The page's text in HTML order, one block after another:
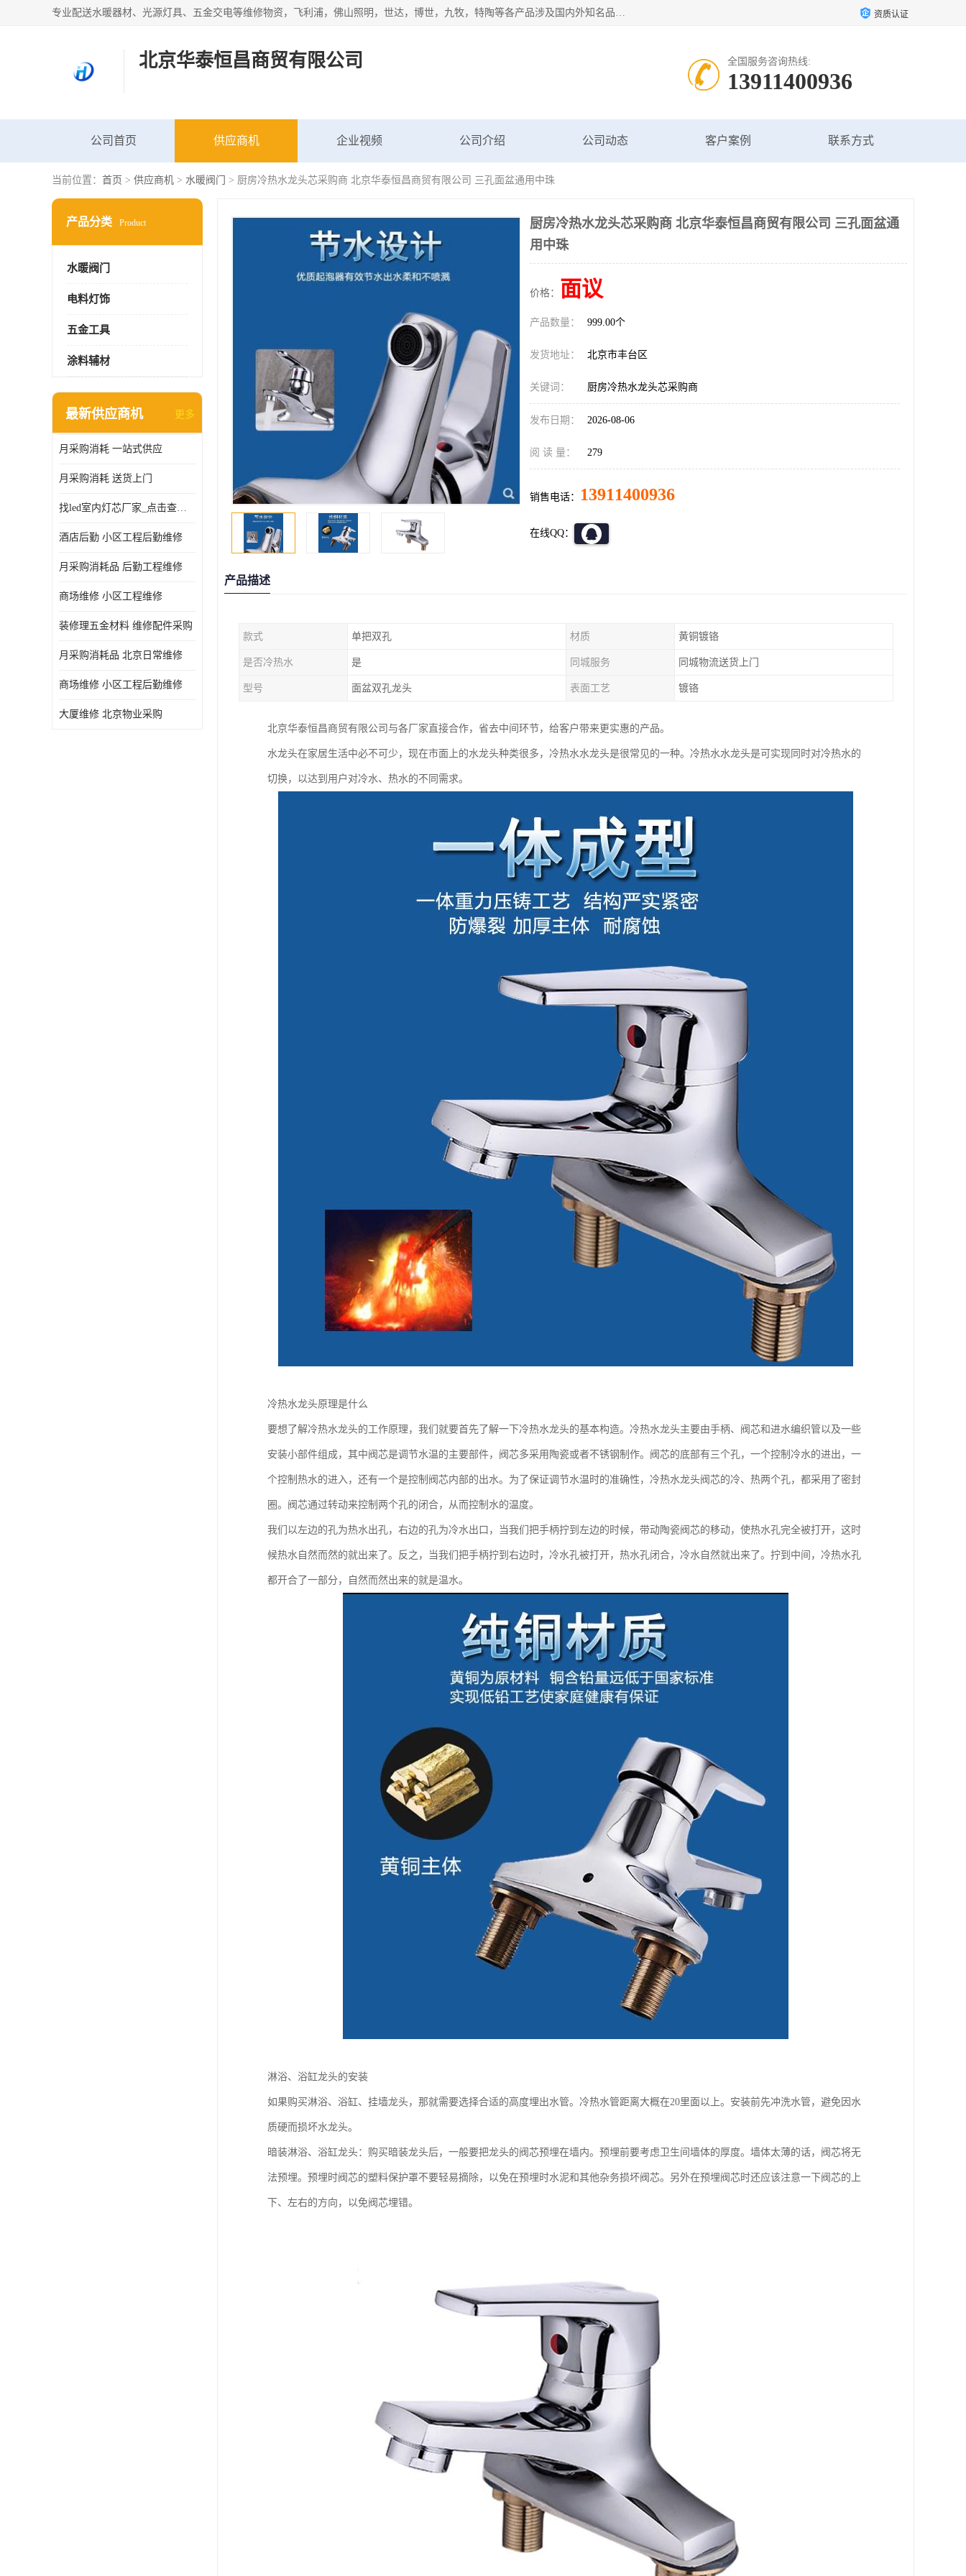
专业配送水暖器材、光源灯具、五金交电等维修物资，飞利浦，佛山照明，世达，博世，九牧，特陶等各产品涉及国内外知名品牌。公司专注与物业、学校、酒店、工厂等单位合作，提供一站式配送服务，降低客户综合成本。依托电子商务改变传统模式，以专业的团队为客户提供24H物资配送到达，货到月结、统一开票，便捷退换等服务，提高了企业的运营效率。 资质认证
北京华泰恒昌商贸有限公司 全国服务咨询热线:
13911400936
公司首页 供应商机 企业视频 公司介绍 公司动态 客户案例 联系方式
当前位置： 首页 > 供应商机 > 水暖阀门 > 厨房冷热水龙头芯采购商 北京华泰恒昌商贸有限公司 三孔面盆通用中珠
产品分类 Product
水暖阀门
电料灯饰
五金工具
涂料辅材
最新供应商机 更多
月采购消耗 一站式供应
月采购消耗 送货上门
找led室内灯芯厂家_点击查看更多
酒店后勤 小区工程后勤维修
月采购消耗品 后勤工程维修
商场维修 小区工程维修
装修理五金材料 维修配件采购
月采购消耗品 北京日常维修
商场维修 小区工程后勤维修
大厦维修 北京物业采购
厨房冷热水龙头芯采购商 北京华泰恒昌商贸有限公司 三孔面盆通
用中珠
价格： 面议
产品数量： 999.00个
发货地址： 北京市丰台区
关键词： 厨房冷热水龙头芯采购商
发布日期： 2026-08-06
阅 读 量： 279
销售电话： 13911400936
在线QQ：
产品描述
款式 单把双孔 材质 黄铜镀铬
是否冷热水 是 同城服务 同城物流送货上门
型号 面盆双孔龙头 表面工艺 镀铬
北京华泰恒昌商贸有限公司与各厂家直接合作，省去中间环节，给客户带来更实惠的产品。
水龙头在家居生活中必不可少，现在市面上的水龙头种类很多，冷热水水龙头是很常见的一种。冷热水水龙头是可实现同时对冷热水的
切换，以达到用户对冷水、热水的不同需求。
冷热水龙头原理是什么
要想了解冷热水龙头的工作原理，我们就要首先了解一下冷热水龙头的基本构造。冷热水龙头主要由手柄、阀芯和进水编织管以及一些
安装小部件组成，其中阀芯是调节水温的主要部件，阀芯多采用陶瓷或者不锈钢制作。阀芯的底部有三个孔，一个控制冷水的进出，一
个控制热水的进入，还有一个是控制阀芯内部的出水。为了保证调节水温时的准确性，冷热水龙头阀芯的冷、热两个孔，都采用了密封
圈。阀芯通过转动来控制两个孔的闭合，从而控制水的温度。
我们以左边的孔为热水出孔，右边的孔为冷水出口，当我们把手柄拧到左边的时候，带动陶瓷阀芯的移动，使热水孔完全被打开，这时
候热水自然而然的就出来了。反之，当我们把手柄拧到右边时，冷水孔被打开，热水孔闭合，冷水自然就出来了。拧到中间，冷热水孔
都开合了一部分，自然而然出来的就是温水。
淋浴、浴缸龙头的安装
如果购买淋浴、浴缸、挂墙龙头，那就需要选择合适的高度埋出水管。冷热水管距离大概在20里面以上。安装前先冲洗水管，避免因水
质硬而损坏水龙头。
暗装淋浴、浴缸龙头：购买暗装龙头后，一般要把龙头的阀芯预埋在墙内。预埋前要考虑卫生间墙体的厚度。墙体太薄的话，阀芯将无
法预埋。预埋时阀芯的塑料保护罩不要轻易摘除，以免在预埋时水泥和其他杂务损坏阀芯。另外在预埋阀芯时还应该注意一下阀芯的上
下、左右的方向，以免阀芯埋错。